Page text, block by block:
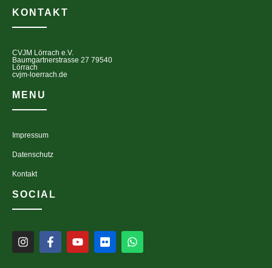
KONTAKT
CVJM Lörrach e.V.
Baumgartnerstrasse 27 79540
Lörrach
cvjm-loerrach.de
MENU
Impressum
Datenschutz
Kontakt
SOCIAL